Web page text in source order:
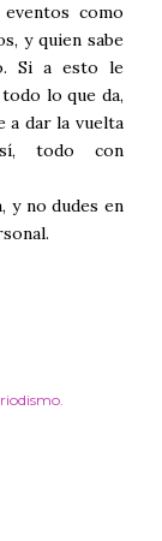
como
y quien sabe
Si a esto le
lo que da,
a dar la vuelta
todo con
dudes en